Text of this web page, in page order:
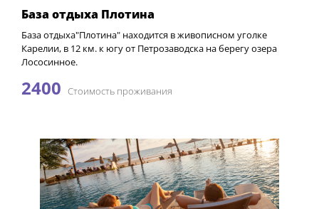
База отдыха Плотина
База отдыха"Плотина" находится в живописном уголке
Карелии, в 12 км. к югу от Петрозаводска на берегу озера
Лососинное.
2400 Стоимость проживания